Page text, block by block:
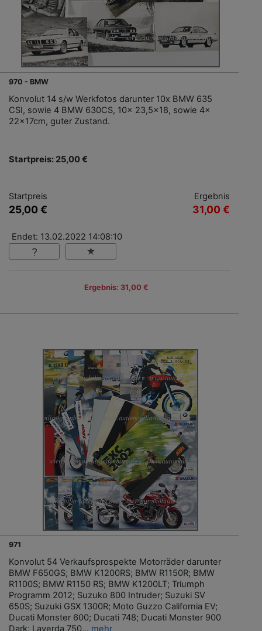
970 - BMW
Konvolut 14 s/w Werkfotos darunter 10x BMW 635
CSI, sowie 4 BMW 630CS, 10x 23,5x18, sowie 4x
22x17cm, guter Zustand.
Startpreis: 25,00 €
Startpreis
25,00 €
Ergebnis
31,00 €
Endet: 13.02.2022 14:08:10
Ergebnis: 31,00 €
971
Konvolut 54 Verkaufsprospekte Motorräder darunter
BMW F650GS; BMW K1200RS; BMW R1150R; BMW
R1100S; BMW R1150 RS; BMW K1200LT; Triumph
Programm 2012; Suzuko 800 Intruder; Suzuki SV
650S; Suzuki GSX 1300R; Moto Guzzo California EV;
Ducati Monster 600; Ducati 748; Ducati Monster 900
Dark; Laverda 750... mehr